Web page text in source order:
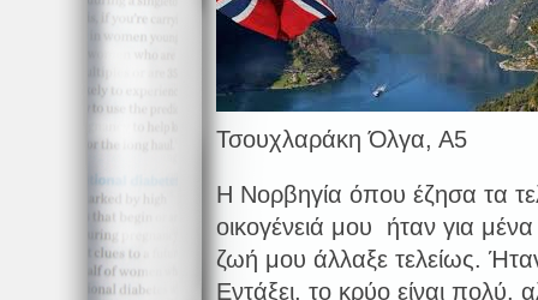
Τσουχλαράκη Όλγα, Α5
Η Νορβηγία όπου έζησα τα
οικογένειά μου ήταν για
ζωή μου άλλαξε τελείως.
Εντάξει, το κρύο είναι πολύ,